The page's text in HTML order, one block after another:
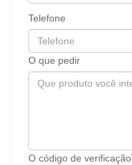
Telefone
O que pedir
O código de verificação